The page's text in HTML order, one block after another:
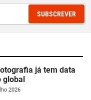
SUBSCREVER
já tem data
global
2026